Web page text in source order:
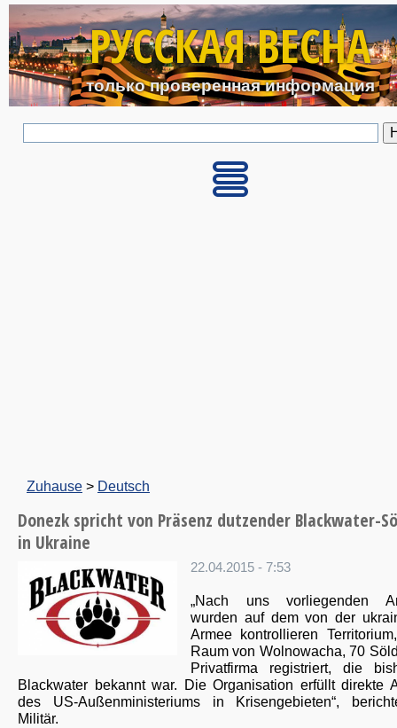
Перейти к основному
РУССКАЯ ВЕСНА
только проверенная информация
Zuhause > Deutsch
Donezk spricht von Präsenz dutzender Blackwater-
in Ukraine
22.04.2015 - 7:53
„Nach uns vorliegenden
wurden auf dem von der
Armee kontrollieren
Raum von Wolnowacha, 70
Privatfirma registriert, die
Blackwater bekannt war. Die Organisation erfüllt direkte
des US-Außenministeriums in Krisengebieten“,
Militär.